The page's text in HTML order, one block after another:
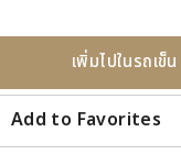
เพิ่มไปในรถเข็น
Add to Favorites